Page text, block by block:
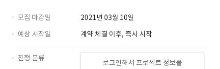
모집 마감일
2021년 03월 10일
예상 시작일
계약 체결 이후, 즉시 시작
로그인해서 프로젝트 정보를
진행 분류